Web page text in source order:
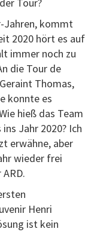
Jahren, kommt
2020 hört es auf
immer noch zu
die Tour de
Thomas,
konnte es
hieß das Team
Jahr 2020? Ich
erwähne, aber
wieder frei
Henri
ist kein